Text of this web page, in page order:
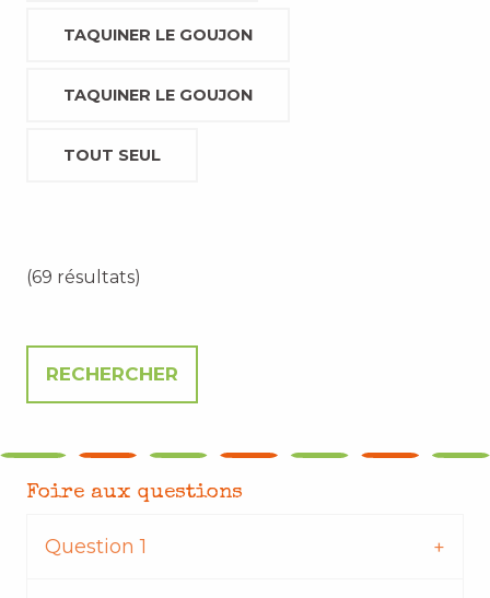
TAQUINER LE GOUJON
TAQUINER LE GOUJON
TOUT SEUL
(69 résultats)
Foire aux questions
Question 1